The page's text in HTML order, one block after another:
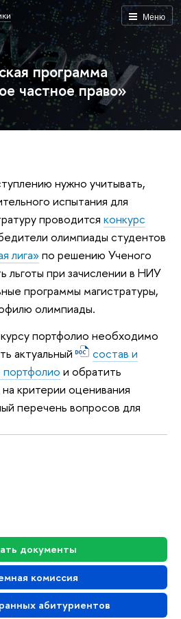
Меню
программа
частное право»
документы
комиссия
абитуриентов
нужно учитывать,
испытания для
проводится конкурс
олимпиады студентов
лига»по решению Ученого
льготы при зачислении в НИУ
программы магистратуры,
олимпиады.
портфолио необходимо
актуальный
состав и
портфолио и обратить
критерии оценивания
перечень вопросов для